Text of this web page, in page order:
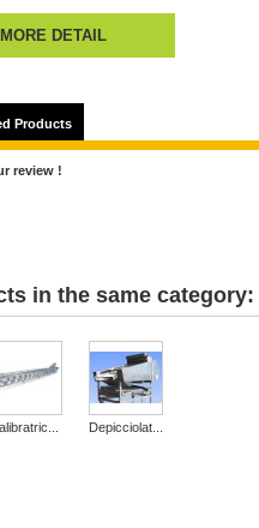
DETAIL
Products
review !
in the same category:
Depicciolat...